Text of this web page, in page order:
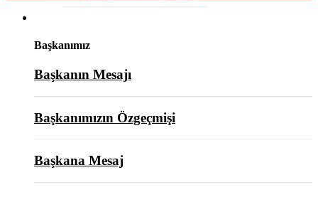
Başkanımız
Başkanın Mesajı
Başkanımızın Özgeçmişi
Başkana Mesaj